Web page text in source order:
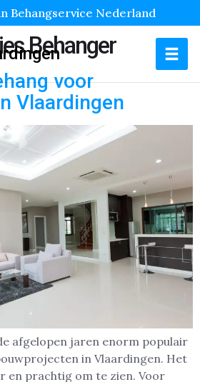
Behangservice Nederland
Behanger
voor
Vlaardingen
afgelopen jaren enorm populair
in Vlaardingen. Het
en prachtig om te zien. Voor